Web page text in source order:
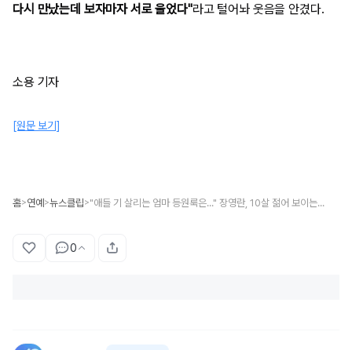
다시 만났는데 보자마자 서로 울었다"라고 털어놔 웃음을 안겼다.
소용 기자
[원문 보기]
홈>연예 >뉴스클립> "애들 기 살리는 엄마 등원룩은..." 장영란, 10살 젊어 보이는 꿀팁 공개..."왜 이렇게 예쁘냐고.."
0